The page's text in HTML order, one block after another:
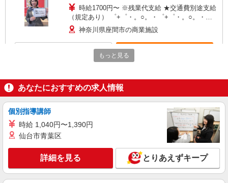
時給1700円〜 ※残業代支給 ★交通費別途支給
（規定あり） ゜+゜・。○。・゜+゜・。○。・゜
+゜ 入社祝い金10万円支給(規定有) お友達を紹介
頂くと, インセンティブ支給(規定有) ★月2回払
い・週払い可能（規程有）★ ゜・。○。・゜
+゜・。○。・゜+゜
神奈川県座間市の商業施設
ソフトバンク販売契約社員【座間市エリア】
家電量販店内の携帯販売スタッフ
月給 279,340円 〜 279,340円 試用期間なし ※
経験・能力による 【試用期間】時給 0 円 〜 0 円
■ソフトバンク販売契約社員【座間市エリア】
キープ 詳細を見る
もっと見る
あなたにおすすめの求人情報
個別指導講師
時給 1,040円〜1,390円
仙台市青葉区
詳細を見る とりあえずキープ